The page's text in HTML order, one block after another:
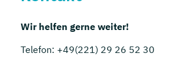
Wir helfen gerne weiter!
Telefon: +49(221) 29 26 52 30